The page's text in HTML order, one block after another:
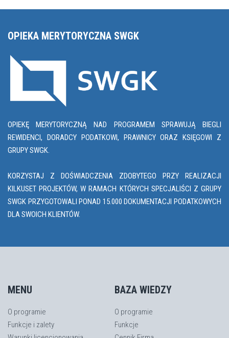
OPIEKA MERYTORYCZNA SWGK
OPIEKĘ MERYTORYCZNĄ NAD PROGRAMEM SPRAWUJĄ BIEGLI
REWIDENCI, DORADCY PODATKOWI, PRAWNICY ORAZ KSIĘGOWI Z
GRUPY SWGK.
KORZYSTAJ Z DOŚWIADCZENIA ZDOBYTEGO PRZY REALIZACJI
KILKUSET PROJEKTÓW, W RAMACH KTÓRYCH SPECJALIŚCI Z GRUPY
SWGK PRZYGOTOWALI PONAD 15.000 DOKUMENTACJI PODATKOWYCH
DLA SWOICH KLIENTÓW.
MENU
O programie
Funkcje i zalety
BAZA WIEDZY
O programie
Funkcje